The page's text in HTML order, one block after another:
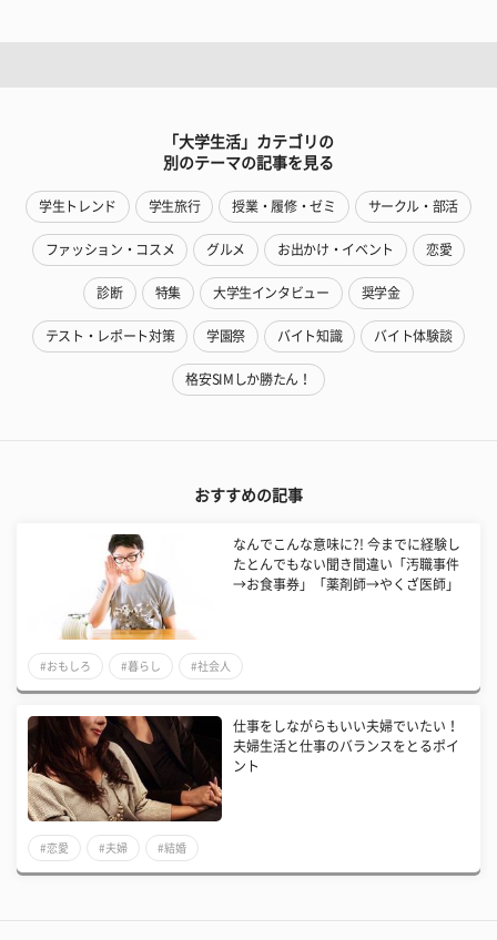
「大学生活」カテゴリの
別のテーマの記事を見る
学生トレンド 学生旅行 授業・履修・ゼミ サークル・部活
ファッション・コスメ グルメ お出かけ・イベント 恋愛
診断 特集 大学生インタビュー 奨学金
テスト・レポート対策 学園祭 バイト知識 バイト体験談
格安SIMしか勝たん！
おすすめの記事
なんでこんな意味に?! 今までに経験し
たとんでもない聞き間違い「汚職事件
→お食事券」「薬剤師→やくざ医師」
#おもしろ #暮らし #社会人
仕事をしながらもいい夫婦でいたい！
夫婦生活と仕事のバランスをとるポイ
ント
#恋愛 #夫婦 #結婚